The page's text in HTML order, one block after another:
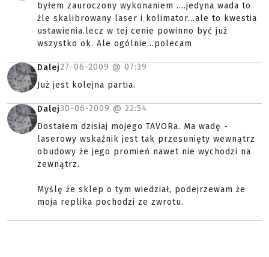
byłem zauroczony wykonaniem ....jedyna wada to
źle skalibrowany laser i kolimator...ale to kwestia
ustawienia.lecz w tej cenie powinno być już
wszystko ok. Ale ogólnie...polecam
Dalej27-06-2009 @ 07:39
Już jest kolejna partia.
Dalej30-06-2009 @ 22:54
Dostałem dzisiaj mojego TAVORa. Ma wadę -
laserowy wskaźnik jest tak przesunięty wewnątrz
obudowy że jego promień nawet nie wychodzi na
zewnątrz.
Myślę że sklep o tym wiedział, podejrzewam że
moja replika pochodzi ze zwrotu.